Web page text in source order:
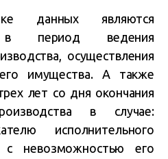
данных являются
в период ведения
осуществления
имущества. А также
лет со дня окончания
в случае:
исполнительного
невозможностью его